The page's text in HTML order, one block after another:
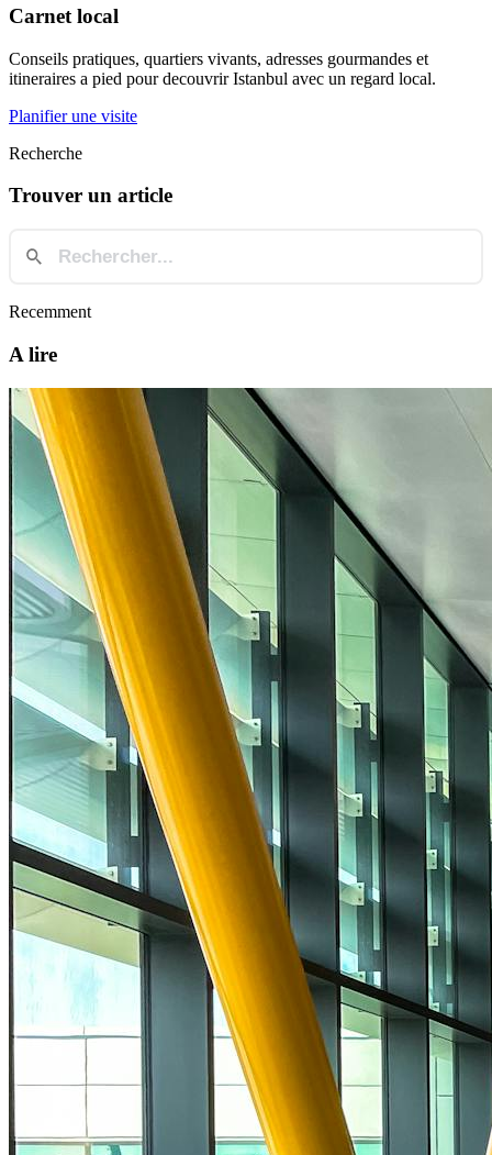
Carnet local
Conseils pratiques, quartiers vivants, adresses gourmandes et
itineraires a pied pour decouvrir Istanbul avec un regard local.
Planifier une visite
Recherche
Trouver un article
Recemment
A lire